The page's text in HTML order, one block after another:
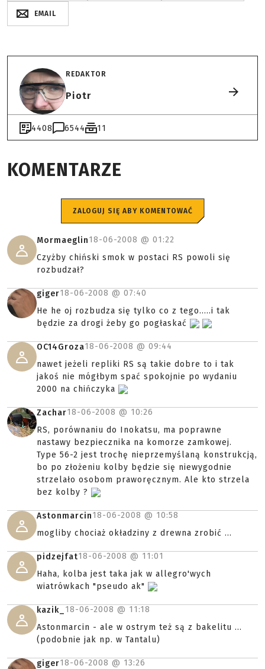
EMAIL
REDAKTOR
Piotr
4408 6544 11
KOMENTARZE
ZALOGUJ SIĘ ABY KOMENTOWAĆ
Mormaeglin18-06-2008 @ 01:22
Czyżby chiński smok w postaci RS powoli się
rozbudzał?
giger18-06-2008 @ 07:40
He he oj rozbudza się tylko co z tego.....i tak
będzie za drogi żeby go pogłaskać
OC14Groza18-06-2008 @ 09:44
nawet jeżeli repliki RS są takie dobre to i tak
jakoś nie mógłbym spać spokojnie po wydaniu
2000 na chińczyka
Zachar18-06-2008 @ 10:26
RS, porównaniu do Inokatsu, ma poprawne
nastawy bezpiecznika na komorze zamkowej.
Type 56-2 jest trochę nieprzemyślaną konstrukcją,
bo po złożeniu kolby będzie się niewygodnie
strzelało osobom praworęcznym. Ale kto strzela
bez kolby ?
Astonmarcin18-06-2008 @ 10:58
mogliby chociaż okładziny z drewna zrobić ...
pidzejfat18-06-2008 @ 11:01
Haha, kolba jest taka jak w allegro'wych
wiatrówkach "pseudo ak"
kazik_ 18-06-2008 @ 11:18
Astonmarcin - ale w ostrym też są z bakelitu ...
(podobnie jak np. w Tantalu)
giger18-06-2008 @ 13:26